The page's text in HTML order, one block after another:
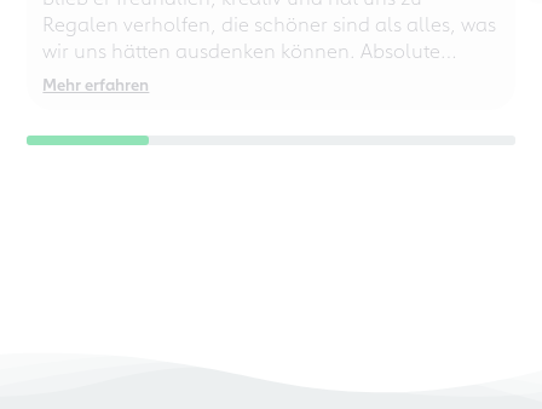
Regalen verholfen, die schöner sind als alles, was
wir uns hätten ausdenken können. Absolute
Empfehlung – auch für chaotische
Mehr erfahren